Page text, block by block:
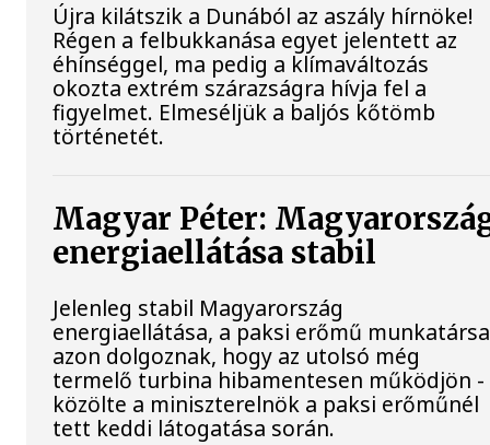
Újra kilátszik a Dunából az aszály hírnöke!
Régen a felbukkanása egyet jelentett az
éhínséggel, ma pedig a klímaváltozás
okozta extrém szárazságra hívja fel a
figyelmet. Elmeséljük a baljós kőtömb
történetét.
Magyar Péter:
energiaellátása stabil
Jelenleg stabil Magyarország
energiaellátása, a paksi erőmű
azon dolgoznak, hogy az utolsó még
termelő turbina hibamentesen működjön -
közölte a miniszterelnök a paksi erőműnél
tett keddi látogatása során.